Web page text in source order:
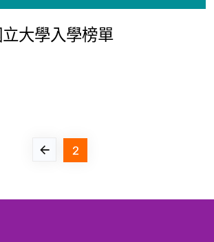
大學入學榜單
2